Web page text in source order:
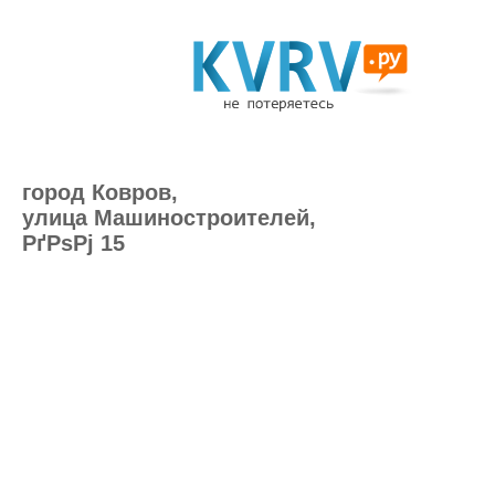
город Ковров,
улица Машиностроителей,
РґРѕРј 15